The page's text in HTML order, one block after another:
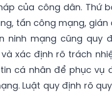
của công dân. Thứ
tấn công mạng, gián
ninh mạng cũng
và xác định rõ trách
cá nhân để phục vụ
Luật quy định rõ